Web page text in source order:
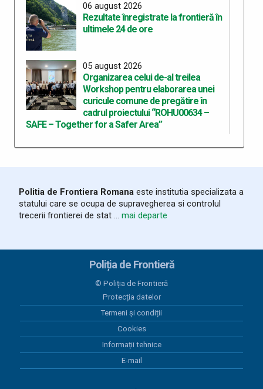
06 august 2026
Rezultate înregistrate la frontieră în
ultimele 24 de ore
05 august 2026
Organizarea celui de-al treilea
Workshop pentru elaborarea unei
curicule comune de pregătire în
cadrul proiectului “ROHU00634 –
SAFE – Together for a Safer Area”
05 august 2026
04 august 2026
Salvat la timp de polițiștii de frontieră,
04 august 2026
Biciclete electrice în valoare de
20.000 de euro, căutate de
autoritățile austriece, descoperite
de polițiștii de frontieră bihoreni
04 august 2026
Rezultate înregistrate la frontieră în
ultimele 24 de ore
Politia de Frontiera Romana este institutia specializata a
statului care se ocupa de supravegherea si controlul
trecerii frontierei de stat ... mai departe
Poliția de Frontieră
© Poliția de Frontieră
Protecția datelor
Termeni și condiții
Cookies
Informații tehnice
E-mail